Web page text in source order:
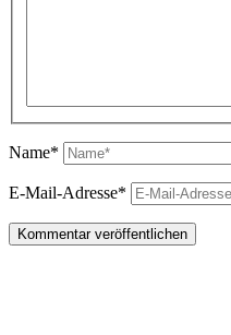
Name*
E-Mail-Adresse*